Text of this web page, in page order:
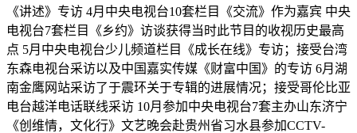
《讲述》专访 4月中央电视台10套栏目《交流》作为嘉宾 中央
电视台7套栏目《乡约》访谈获得当时此节目的收视历史最高
点 5月中央电视台少儿频道栏目《成长在线》专访；接受台湾
东森电视台采访以及中国嘉实传媒《财富中国》的专访 6月湖
南金鹰网站采访了于震环关于专辑的进展情况；接受哥伦比亚
电台越洋电话联线采访 10月参加中央电视台7套主办山东济宁
《创维情，文化行》文艺晚会赴贵州省习水县参加CCTV-